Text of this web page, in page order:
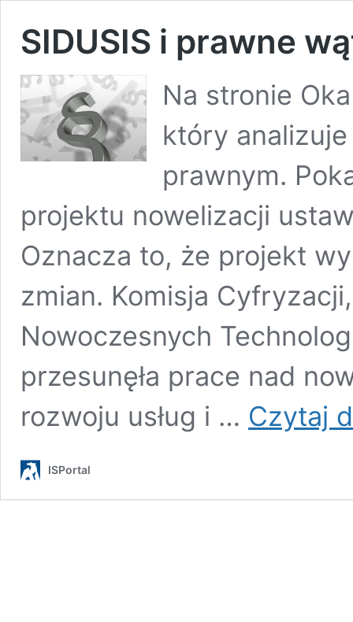
SIDUSIS i prawne
Na stronie
który
prawnym.
projektu nowelizacji
Oznacza to, że projekt
zmian. Komisja
Nowoczesnych
przesunęła prace nad
rozwoju usług i … Czytaj
ISPortal